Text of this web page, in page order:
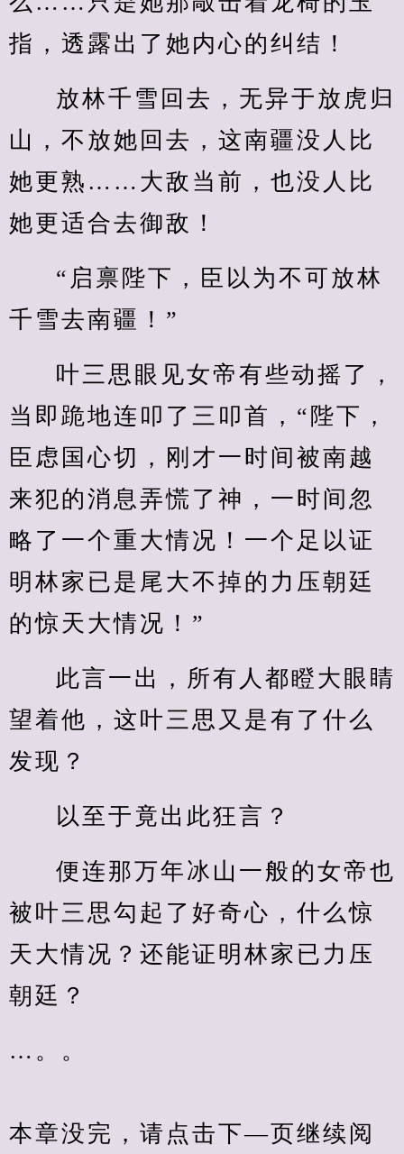
指，透露出了她内心的纠结！
放林千雪回去，无异于放虎归
山，不放她回去，这南疆没人比
她更熟……大敌当前，也没人比
她更适合去御敌！
“启禀陛下，臣以为不可放林
千雪去南疆！”
叶三思眼见女帝有些动摇了，
当即跪地连叩了三叩首，“陛下，
臣虑国心切，刚才一时间被南越
来犯的消息弄慌了神，一时间忽
略了一个重大情况！一个足以证
明林家已是尾大不掉的力压朝廷
的惊天大情况！”
此言一出，所有人都瞪大眼睛
望着他，这叶三思又是有了什么
发现？
以至于竟出此狂言？
便连那万年冰山一般的女帝也
被叶三思勾起了好奇心，什么惊
天大情况？还能证明林家已力压
朝廷？
…。。
本章没完，请点击下—页继续阅